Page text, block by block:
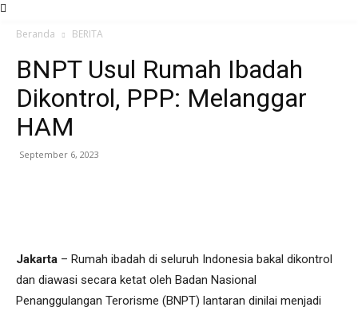
Beranda BERITA
BNPT Usul Rumah Ibadah
Dikontrol, PPP: Melanggar
HAM
September 6, 2023
Jakarta – Rumah ibadah di seluruh Indonesia bakal dikontrol
dan diawasi secara ketat oleh Badan Nasional
Penanggulangan Terorisme (BNPT) lantaran dinilai menjadi